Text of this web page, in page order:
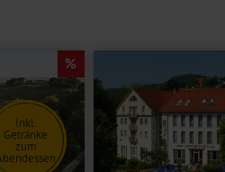
Inkl.
Getränke
zum